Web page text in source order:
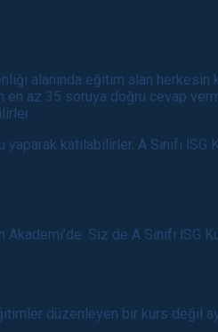
alanında eğitim alan herkesin
az 35 soruya doğru cevap
katılabilirler. A Sınıfı
Siz de A Sınıfı İSG
düzenleyen bir kurs değil